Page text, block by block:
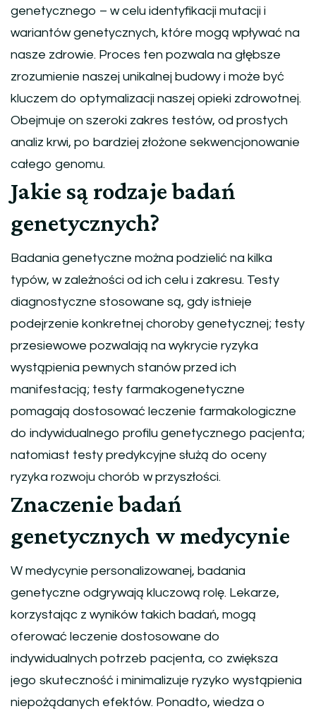
genetycznego – w celu identyfikacji mutacji i
wariantów genetycznych, które mogą wpływać na
nasze zdrowie. Proces ten pozwala na głębsze
zrozumienie naszej unikalnej budowy i może być
kluczem do optymalizacji naszej opieki zdrowotnej.
Obejmuje on szeroki zakres testów, od prostych
analiz krwi, po bardziej złożone sekwencjonowanie
całego genomu.
Jakie są rodzaje badań
genetycznych?
Badania genetyczne można podzielić na kilka
typów, w zależności od ich celu i zakresu. Testy
diagnostyczne stosowane są, gdy istnieje
podejrzenie konkretnej choroby genetycznej; testy
przesiewowe pozwalają na wykrycie ryzyka
wystąpienia pewnych stanów przed ich
manifestacją; testy farmakogenetyczne
pomagają dostosować leczenie farmakologiczne
do indywidualnego profilu genetycznego pacjenta;
natomiast testy predykcyjne służą do oceny
ryzyka rozwoju chorób w przyszłości.
Znaczenie badań
genetycznych w medycynie
W medycynie personalizowanej, badania
genetyczne odgrywają kluczową rolę. Lekarze,
korzystając z wyników takich badań, mogą
oferować leczenie dostosowane do
indywidualnych potrzeb pacjenta, co zwiększa
jego skuteczność i minimalizuje ryzyko wystąpienia
niepożądanych efektów. Ponadto, wiedza o